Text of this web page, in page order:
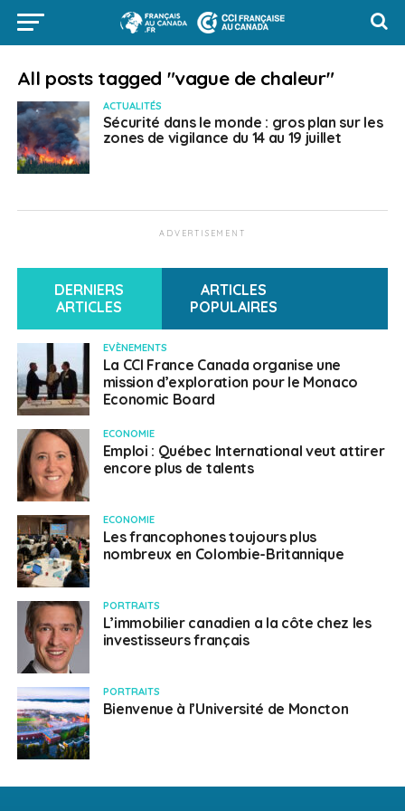
All posts tagged "vague de chaleur"
ACTUALITÉS
Sécurité dans le monde : gros plan sur les
zones de vigilance du 14 au 19 juillet
ADVERTISEMENT
DERNIERS
ARTICLES
ARTICLES
POPULAIRES
EVÈNEMENTS
La CCI France Canada organise une
mission d’exploration pour le Monaco
Economic Board
ECONOMIE
Emploi : Québec International veut attirer
encore plus de talents
ECONOMIE
Les francophones toujours plus
nombreux en Colombie-Britannique
PORTRAITS
L’immobilier canadien a la côte chez les
investisseurs français
PORTRAITS
Bienvenue à l’Université de Moncton